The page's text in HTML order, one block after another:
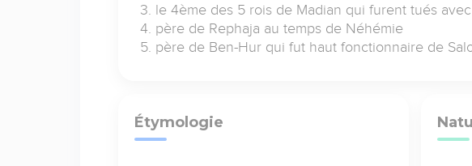
le 4ème des 5 rois de Madian qui furent tués
père de Rephaja au temps de Néhémie
père de Ben-Hur qui fut haut fonctionnaire de
Étymologie